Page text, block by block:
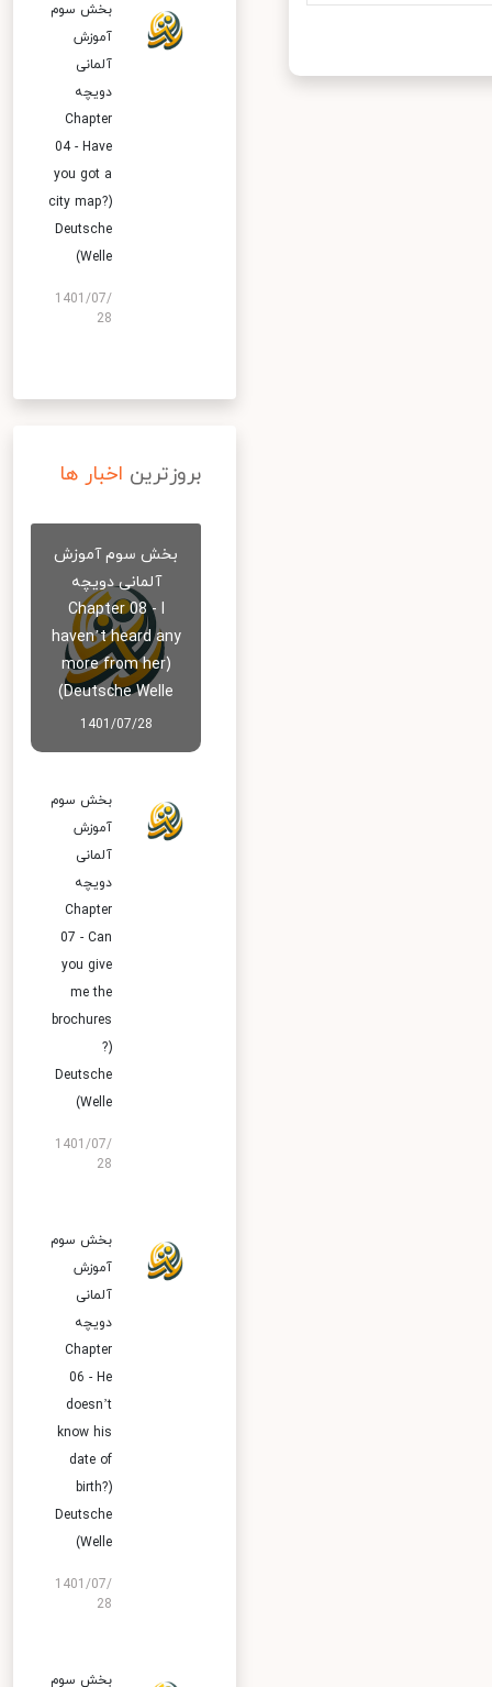
بخش سوم
آموزش
آلمانی
دویچه
Chapter
04 - Have
you got a
city map?)
Deutsche
Welle)
1401/07/
28
بروزترین اخبار ها
بخش سوم آموزش
آلمانی دویچه
Chapter 08 - I
haven’t heard any
more from her)
Deutsche Welle)
1401/07/28
بخش سوم
آموزش
آلمانی
دویچه
Chapter
07 - Can
you give
me the
brochures
Deutsche
Welle)
1401/07/
28
بخش سوم
آموزش
آلمانی
دویچه
Chapter
06 - He
doesn’t
know his
date of
birth?)
Deutsche
Welle)
1401/07/
28
بخش سوم